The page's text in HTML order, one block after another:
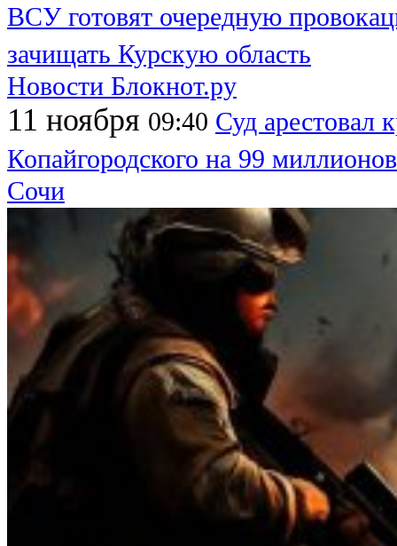
ВСУ готовят очередную
зачищать Курскую область
Новости Блокнот.ру
11 ноября 09:40 Суд арестовал
Копайгородского на 99
Сочи